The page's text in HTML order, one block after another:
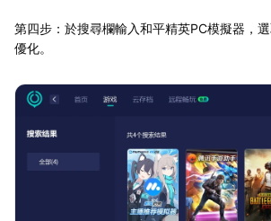
第四步：於搜尋欄輸入和平精英PC模擬器，
優化。